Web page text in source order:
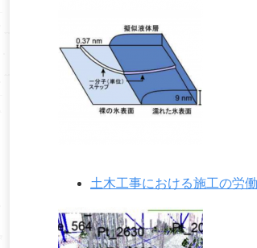
土木工事における施工の労